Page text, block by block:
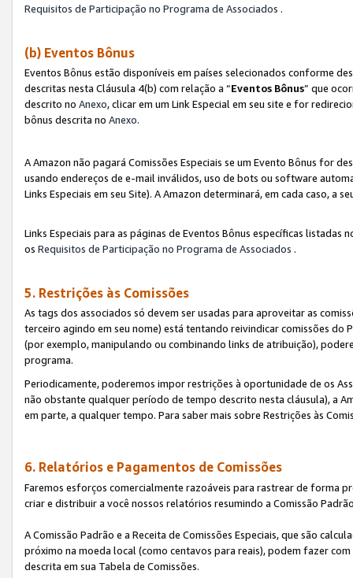
Requisitos de Participação no Programa de Associados .
(b) Eventos Bônus
Eventos Bônus estão disponíveis em países selecionados conforme
descritas nesta Cláusula 4(b) com relação a “Eventos Bônus” que
descrito no Anexo, clicar em um Link Especial em seu site e for
bônus descrita no Anexo.
A Amazon não pagará Comissões Especiais se um Evento Bônus for
usando endereços de e-mail inválidos, uso de bots ou software
Links Especiais em seu Site). A Amazon determinará, em cada caso, a
Links Especiais para as páginas de Eventos Bônus específicas listadas
os Requisitos de Participação no Programa de Associados .
5. Restrições às Comissões
As tags dos associados só devem ser usadas para aproveitar as
terceiro agindo em seu nome) está tentando reivindicar comissões
(por exemplo, manipulando ou combinando links de atribuição),
programa.
Periodicamente, poderemos impor restrições à oportunidade de os
não obstante qualquer período de tempo descrito nesta cláusula), a
em parte, a qualquer tempo. Para saber mais sobre Restrições às
6. Relatórios e Pagamentos de Comissões
Faremos esforços comercialmente razoáveis para rastrear de forma
criar e distribuir a você nossos relatórios resumindo a Comissão
A Comissão Padrão e a Receita de Comissões Especiais, que são
próximo na moeda local (como centavos para reais), podem fazer
descrita em sua Tabela de Comissões.